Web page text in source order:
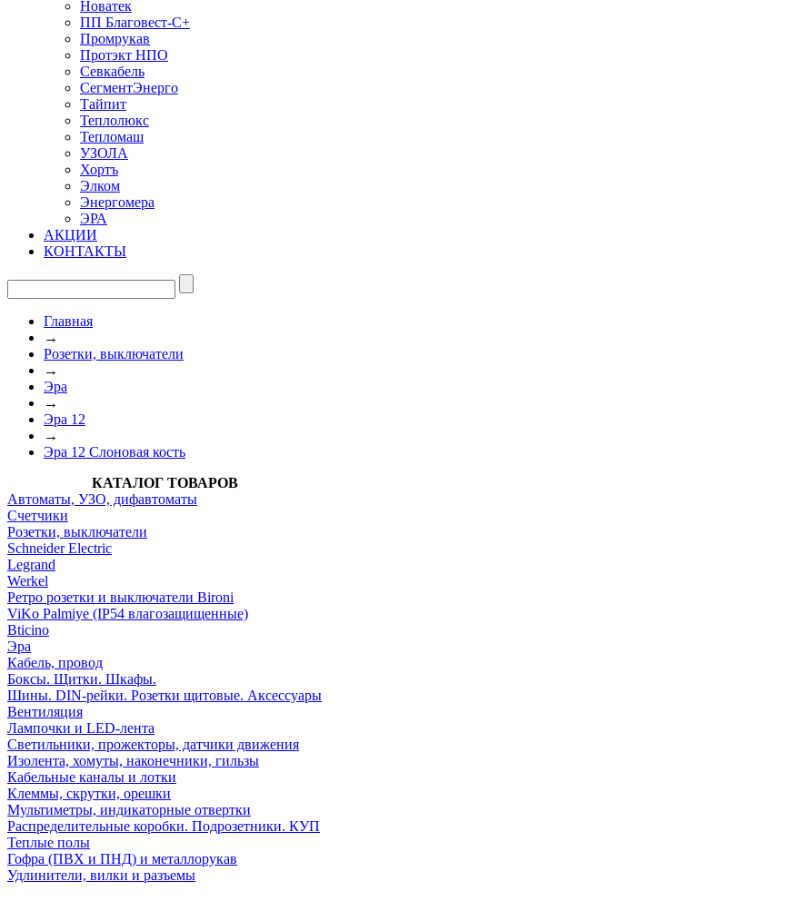
Новатек
ПП Благовест-С+
Промрукав
Протэкт НПО
Севкабель
СегментЭнерго
Тайпит
Теплолюкс
Тепломаш
УЗОЛА
Хортъ
Элком
Энергомера
ЭРА
АКЦИИ
КОНТАКТЫ
Главная
→
Розетки, выключатели
→
Эра
→
Эра 12
→
Эра 12 Слоновая кость
КАТАЛОГ ТОВАРОВ
Автоматы, УЗО, дифавтоматы
Счетчики
Розетки, выключатели
Schneider Electric
Legrand
Werkel
Ретро розетки и выключатели Bironi
ViKo Palmiye (IP54 влагозащищенные)
Bticino
Эра
Кабель, провод
Боксы. Щитки. Шкафы.
Шины. DIN-рейки. Розетки щитовые. Аксессуары
Вентиляция
Лампочки и LED-лента
Светильники, прожекторы, датчики движения
Изолента, хомуты, наконечники, гильзы
Кабельные каналы и лотки
Клеммы, скрутки, орешки
Мультиметры, индикаторные отвертки
Распределительные коробки. Подрозетники. КУП
Теплые полы
Гофра (ПВХ и ПНД) и металлорукав
Удлинители, вилки и разъемы